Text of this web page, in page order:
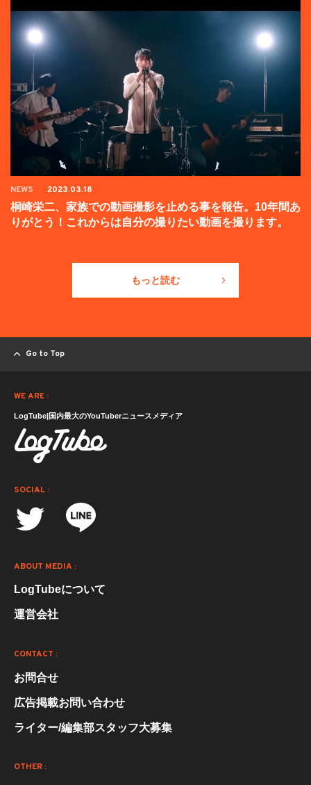
NEWS 2023.03.18
桐崎栄二、家族での動画撮影を止める事を報告。10年間あ
りがとう！これからは自分の撮りたい動画を撮ります。
もっと読む
Go to Top
WE ARE :
LogTube|国内最大のYouTuberニュースメディア
SOCIAL :
ABOUT MEDIA :
LogTubeについて
運営会社
CONTACT :
お問合せ
広告掲載お問い合わせ
ライター/編集部スタッフ大募集
OTHER :